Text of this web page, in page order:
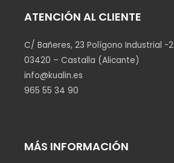
ATENCIÓN AL CLIENTE
C/ Bañeres, 23 Polígono Industrial -2
03420 – Castalla (Alicante)
info@kualin.es
965 55 34 90
MÁS INFORMACIÓN